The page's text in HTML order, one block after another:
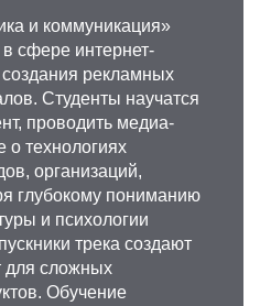
и коммуникация»
в сфере интернет-
создания рекламных
Студенты научатся
проводить медиа-
о технологиях
организаций,
глубокому пониманию
и психологии
трека создают
для сложных
Обучение